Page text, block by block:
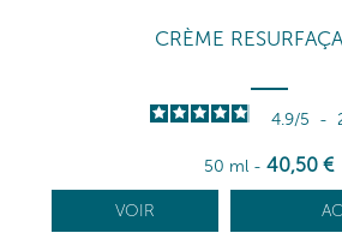
CRÈME
4.9/5 -
50 ml - 40,50 €
VOIR